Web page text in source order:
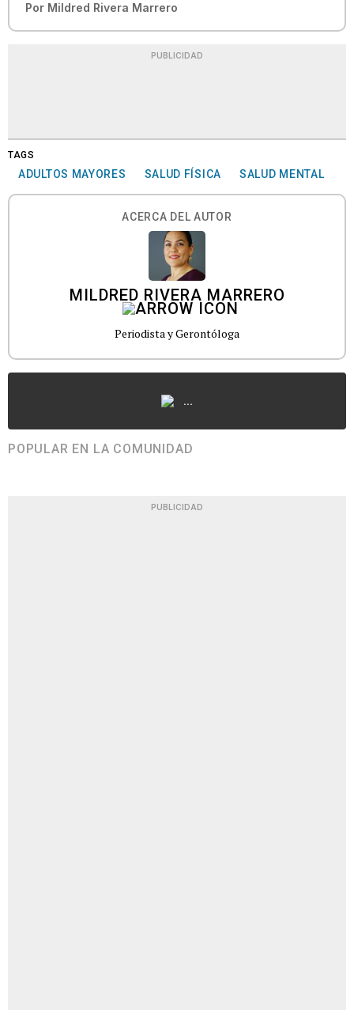
Por Mildred Rivera Marrero
PUBLICIDAD
TAGS
ADULTOS MAYORES SALUD FÍSICA SALUD MENTAL
ACERCA DEL AUTOR
MILDRED RIVERA MARRERO
Periodista y Gerontóloga
...
POPULAR EN LA COMUNIDAD
PUBLICIDAD